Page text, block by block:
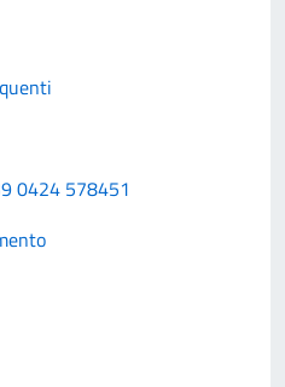
0424 578451